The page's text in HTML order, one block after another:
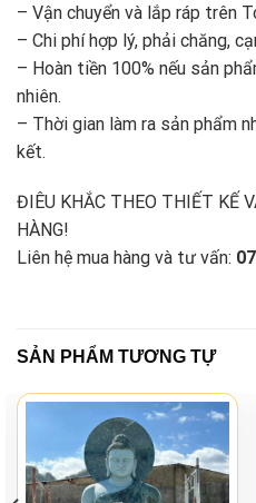
– Vận chuyển và lắp ráp trên
– Chi phí hợp lý, phải chăng,
– Hoàn tiền 100% nếu sản
nhiên.
– Thời gian làm ra sản phẩm
kết.
ĐIÊU KHẮC THEO THIẾT KẾ
HÀNG!
Liên hệ mua hàng và tư vấn:
SẢN PHẨM TƯƠNG TỰ